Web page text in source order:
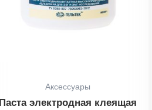
Аксессуары
Паста электродная клеящая